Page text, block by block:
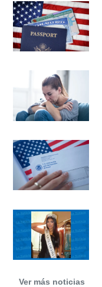
Ver más noticias